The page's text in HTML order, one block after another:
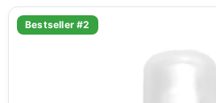
Bestseller #2